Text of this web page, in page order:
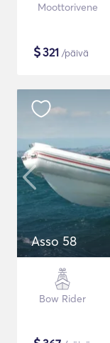
Moottorivene
$321 /päivä
Asso 58
Bow Rider